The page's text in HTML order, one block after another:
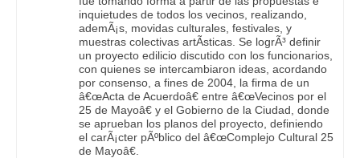
inquietudes de todos los vecinos, realizando,
ademÃ¡s, movidas culturales, festivales, y
muestras colectivas artÃ­sticas. Se logrÃ³ definir
un proyecto edilicio discutido con los funcionarios,
con quienes se intercambiaron ideas, acordando
por consenso, a fines de 2004, la firma de un
â€œActa de Acuerdoâ€ entre â€œVecinos por el
25 de Mayoâ€ y el Gobierno de la Ciudad, donde
se aprueban los planos del proyecto, definiendo
el carÃ¡cter pÃºblico del â€œComplejo Cultural 25
de Mayoâ€.